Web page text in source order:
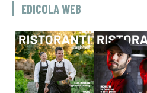
EDICOLA WEB